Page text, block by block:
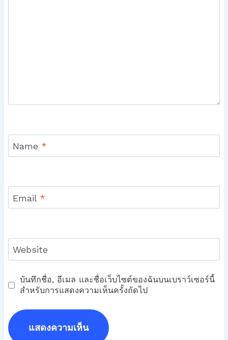
Name *
Email *
Website
บันทึกชื่อ, อีเมล และชื่อเว็บไซต์ของฉันบนเบราว์เซอร์นี้
สำหรับการแสดงความเห็นครั้งถัดไป